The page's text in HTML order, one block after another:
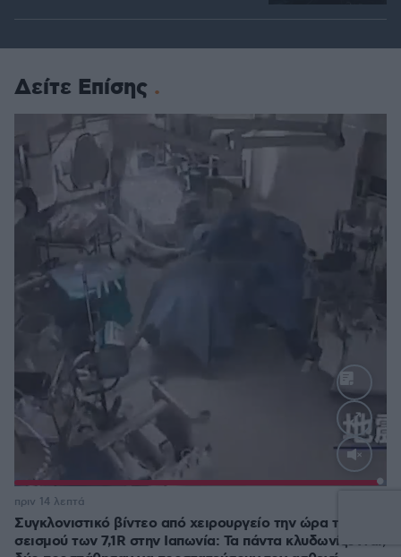
Δείτε Επίσης
Loaded:
Συγκλονιστικό βίντεο από χειρουργείο την ώρα του
σεισμού των 7,1R στην Ιαπωνία: Τα πάντα κλυδωνίζονται,
πριν 14 λεπτά